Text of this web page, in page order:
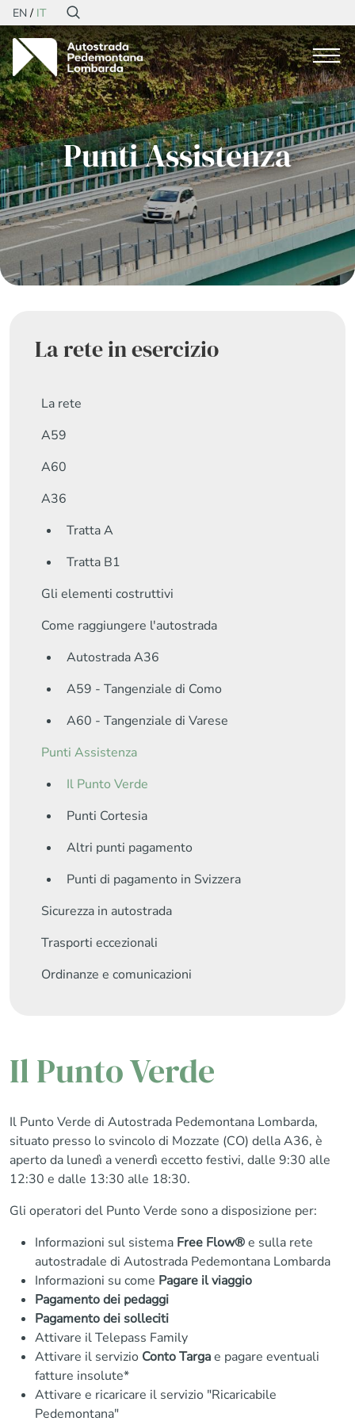
EN IT
Punti Assistenza
La rete in esercizio
La rete
A59
A60
A36
Tratta A
Tratta B1
Gli elementi costruttivi
Come raggiungere l'autostrada
Autostrada A36
A59 - Tangenziale di Como
A60 - Tangenziale di Varese
Punti Assistenza
Il Punto Verde
Punti Cortesia
Altri punti pagamento
Punti di pagamento in Svizzera
Sicurezza in autostrada
Trasporti eccezionali
Ordinanze e comunicazioni
Il Punto Verde
Il Punto Verde di Autostrada Pedemontana Lombarda,
situato presso lo svincolo di Mozzate (CO) della A36, è
aperto da lunedì a venerdì eccetto festivi, dalle 9:30 alle
12:30 e dalle 13:30 alle 18:30.
Gli operatori del Punto Verde sono a disposizione per:
Informazioni sul sistema Free Flow®e sulla rete
autostradale di Autostrada Pedemontana Lombarda
Informazioni su come Pagare il viaggio
Pagamento dei pedaggi
Pagamento dei solleciti
Attivare il Telepass Family
Attivare il servizio Conto Targae pagare eventuali
fatture insolute*
Attivare e ricaricare il servizio "Ricaricabile
Pedemontana"